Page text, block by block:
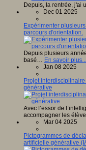
Depuis, la rentrée, j'ai
Dec 01 2025
Expérimenter
parcours d'orientation.
Depuis plusieurs
basé… En savoir plus...
Jan 08 2025
Projet interdisciplinaire
générative
Avec l’essor de
accompagner les
Mar 04 2025
Pictogrammes de
artificielle générative